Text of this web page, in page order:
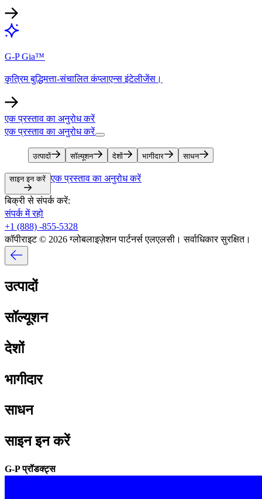
G-P Gia™​​
कृत्रिम बुद्धिमत्ता-संचालित कंप्लाएन्स इंटेलीजेंस।​​
एक प्रस्ताव का अनुरोध करें​​
एक प्रस्ताव का अनुरोध करें​​
उत्पादों​​ सॉल्यूशन​​ देशों​​ भागीदार​​ साधन​​
साइन इन करें​​ एक प्रस्ताव का अनुरोध करें​​
बिक्री से संपर्क करें:​​
संपर्क में रहो​​
+1 (888) -855-5328​​
कॉपीराइट © 2026 ग्लोबलाइज़ेशन पार्टनर्स एलएलसी। सर्वाधिकार सुरक्षित।​​
उत्पादों​​
सॉल्यूशन​​
देशों​​
भागीदार​​
साधन​​
साइन इन करें​​
G-P प्रॉडक्ट्स​​